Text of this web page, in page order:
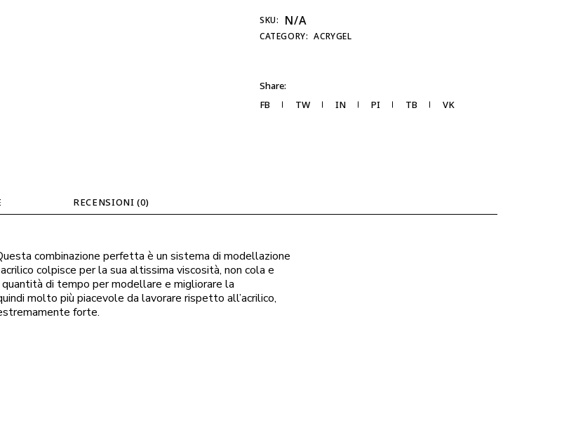
SKU: N/A
CATEGORY: ACRYGEL
Share:
FB
TW IN PI TB VK
RECENSIONI (0)
combinazione perfetta è un sistema di modellazione
colpisce per la sua altissima viscosità, non cola e
di tempo per modellare e migliorare la
molto più piacevole da lavorare rispetto all’acrilico,
forte.